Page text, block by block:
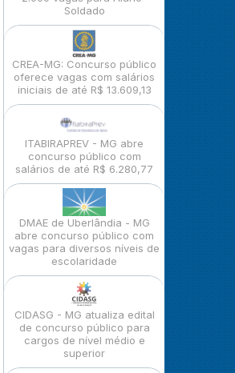
Soldado
CREA-MG: Concurso público
oferece vagas com salários
iniciais de até R$ 13.609,13
ITABIRAPREV - MG abre
concurso público com
salários de até R$ 6.280,77
DMAE de Uberlândia - MG
abre concurso público com
vagas para diversos níveis de
escolaridade
CIDASG - MG atualiza edital
de concurso público para
cargos de nível médio e
superior